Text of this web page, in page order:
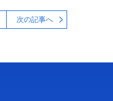
次の記事へ